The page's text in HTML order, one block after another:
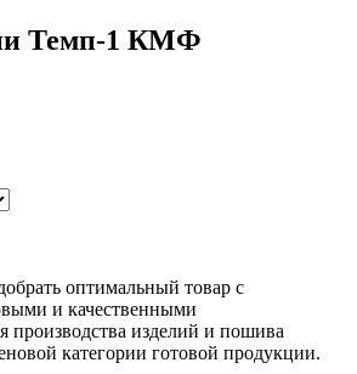
Темп-1 КМФ
оптимальный товар с
и качественными
производства изделий и пошива
категории готовой продукции.